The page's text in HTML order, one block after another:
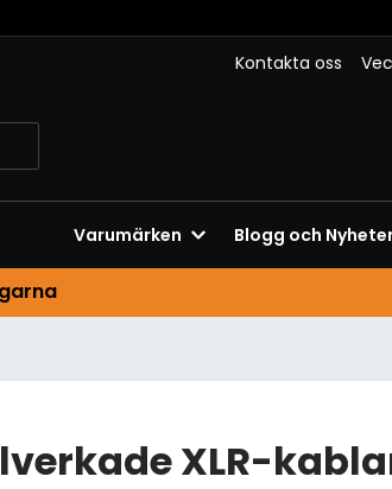
Kontakta oss
Varumärken Blogg och
XLR-